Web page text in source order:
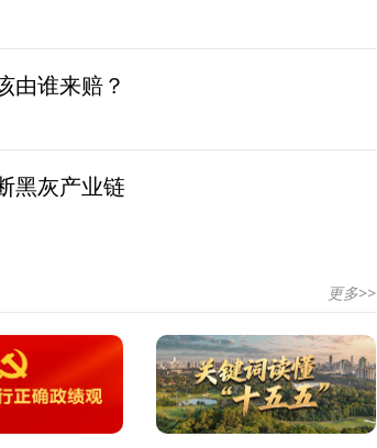
由谁来赔？
黑灰产业链
更多>>